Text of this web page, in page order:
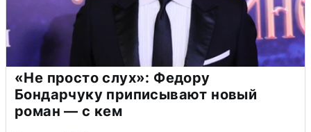
«Не просто слух»: Федору
Бондарчуку приписывают новый
роман — с кем